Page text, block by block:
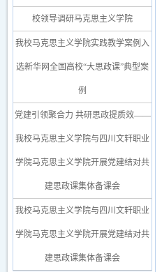
校领导调研马克思主义学院
我校马克思主义学院实践教学案例入
选新华网全国高校“大思政课”典型案
例
党建引领聚合力 共研思政提质效——
我校马克思主义学院与四川文轩职业
学院马克思主义学院开展党建结对共
建思政课集体备课会
我校马克思主义学院与四川文轩职业
学院马克思主义学院开展党建结对共
建思政课集体备课会